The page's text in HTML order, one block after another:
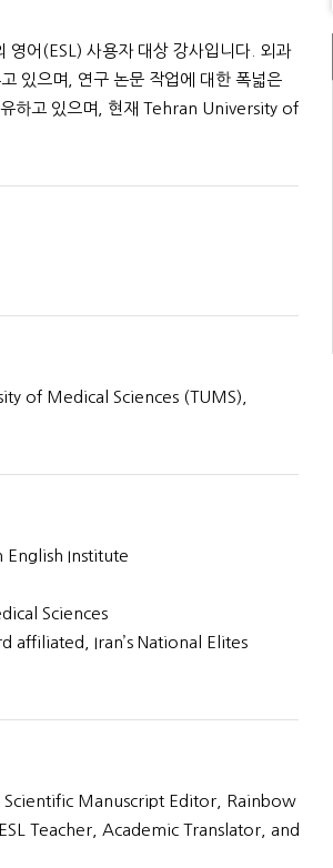
영어(ESL) 사용자 대상 강사입니다. 외과
있으며, 연구 논문 작업에 대한 폭넓은
하고 있으며, 현재 Tehran University of
of Medical Sciences (TUMS),
English Institute
Sciences
affiliated, Iran’s National Elites
Manuscript Editor, Rainbow
Teacher, Academic Translator, and